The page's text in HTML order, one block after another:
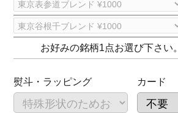
お好みの銘柄1点お選び下さい。
熨斗・ラッピング カード